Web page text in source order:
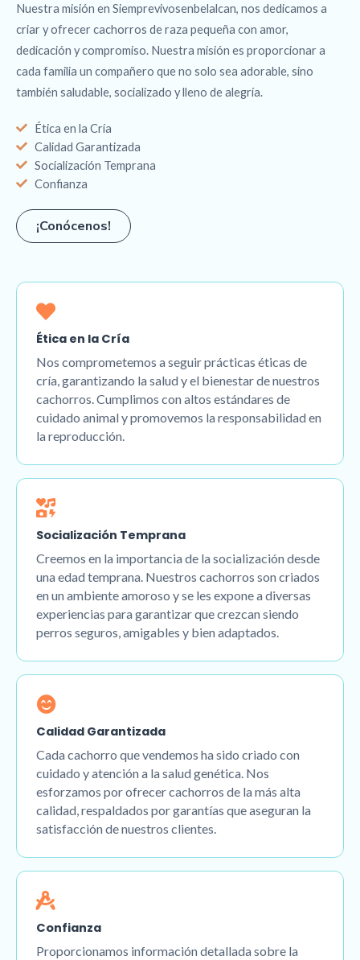
Nuestra misión en Siemprevivosenbelalcan, nos dedicamos a
criar y ofrecer cachorros de raza pequeña con amor,
dedicación y compromiso. Nuestra misión es proporcionar a
cada familia un compañero que no solo sea adorable, sino
también saludable, socializado y lleno de alegría.
Ética en la Cría
Calidad Garantizada
Socialización Temprana
Confianza
¡Conócenos!
Ética en la Cría
Nos comprometemos a seguir prácticas éticas de
cría, garantizando la salud y el bienestar de nuestros
cachorros. Cumplimos con altos estándares de
cuidado animal y promovemos la responsabilidad en
la reproducción.
Socialización Temprana
Creemos en la importancia de la socialización desde
una edad temprana. Nuestros cachorros son criados
en un ambiente amoroso y se les expone a diversas
experiencias para garantizar que crezcan siendo
perros seguros, amigables y bien adaptados.
Calidad Garantizada
Cada cachorro que vendemos ha sido criado con
cuidado y atención a la salud genética. Nos
esforzamos por ofrecer cachorros de la más alta
calidad, respaldados por garantías que aseguran la
satisfacción de nuestros clientes.
Confianza
Proporcionamos información detallada sobre la